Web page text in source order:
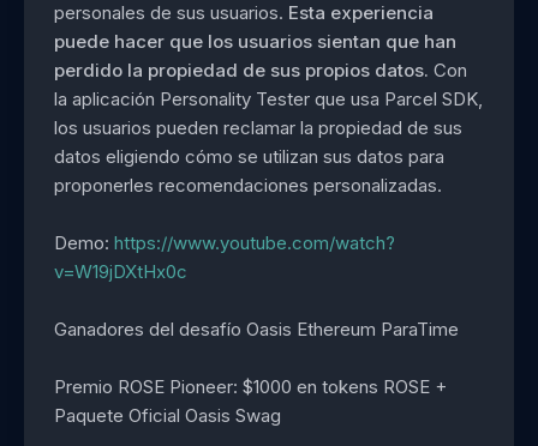
personales de sus usuarios. Esta experiencia
puede hacer que los usuarios sientan que han
perdido la propiedad de sus propios datos. Con
la aplicación Personality Tester que usa Parcel SDK,
los usuarios pueden reclamar la propiedad de sus
datos eligiendo cómo se utilizan sus datos para
proponerles recomendaciones personalizadas.
Demo: https://www.youtube.com/watch?
v=W19jDXtHx0c
Ganadores del desafío Oasis Ethereum ParaTime
Premio ROSE Pioneer: $1000 en tokens ROSE +
Paquete Oficial Oasis Swag